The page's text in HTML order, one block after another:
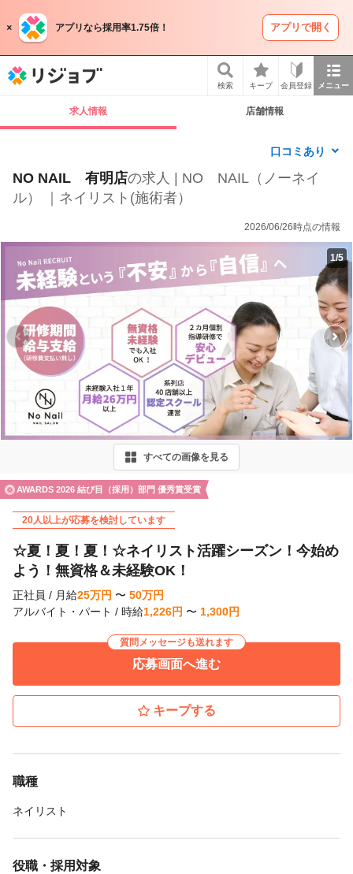
アプリなら採用率1.75倍！ アプリで開く
検索 キープ 会員登録 メニュー
求人情報 店舗情報
口コミあり
NO NAIL 有明店の求人 | NO NAIL（ノーネイ
ル） ｜ネイリスト(施術者）
2026/06/26時点の情報
1/5
すべての画像を見る
AWARDS 2026 結び目（採用）部門 優秀賞受賞
20人以上が応募を検討しています
☆夏！夏！夏！☆ネイリスト活躍シーズン！今始め
よう！無資格＆未経験OK！
正社員 / 月給25万円 〜 50万円
アルバイト・パート / 時給1,226円 〜 1,300円
質問メッセージも送れます
応募画面へ進む
キープする
職種
ネイリスト
役職・採用対象